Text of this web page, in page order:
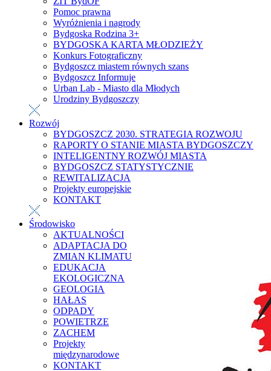
Pomoc prawna
Wyróżnienia i nagrody
Bydgoska Rodzina 3+
BYDGOSKA KARTA MŁODZIEŻY
Konkurs Fotograficzny
Bydgoszcz miastem równych szans
Bydgoszcz Informuje
Urban Lab - Miasto dla Młodych
Urodziny Bydgoszczy
Rozwój
BYDGOSZCZ 2030. STRATEGIA ROZWOJU
RAPORTY O STANIE MIASTA BYDGOSZCZY
INTELIGENTNY ROZWÓJ MIASTA
BYDGOSZCZ STATYSTYCZNIE
REWITALIZACJA
Projekty europejskie
KONTAKT
Środowisko
AKTUALNOŚCI
ADAPTACJA DO
ZMIAN KLIMATU
EDUKACJA
EKOLOGICZNA
GEOLOGIA
HAŁAS
ODPADY
POWIETRZE
ZACHEM
Projekty
międzynarodowe
KONTAKT